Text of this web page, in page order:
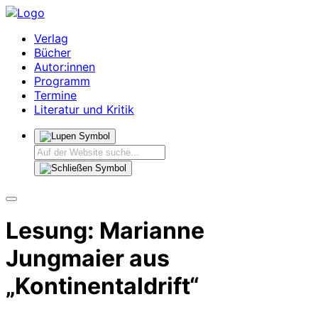
Verlag
Bücher
Autor:innen
Programm
Termine
Literatur und Kritik
Lesung: Marianne
Jungmaier aus
„Kontinentaldrift“